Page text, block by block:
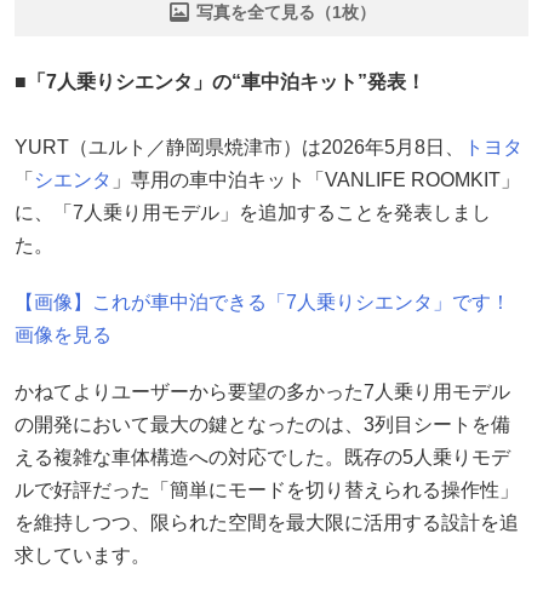
写真を全て見る（1枚）
■「7人乗りシエンタ」の“車中泊キット”発表！
YURT（ユルト／静岡県焼津市）は2026年5月8日、
トヨタ
「 シエンタ 」専用の車中泊キット「VANLIFE ROOMKIT」
に、「7人乗り用モデル」を追加することを発表しまし
た。
【画像】これが車中泊できる「7人乗りシエンタ」です！
画像を見る
かねてよりユーザーから要望の多かった7人乗り用モデル
の開発において最大の鍵となったのは、3列目シートを備
える複雑な車体構造への対応でした。既存の5人乗りモデ
ルで好評だった「簡単にモードを切り替えられる操作性」
を維持しつつ、限られた空間を最大限に活用する設計を追
求しています。